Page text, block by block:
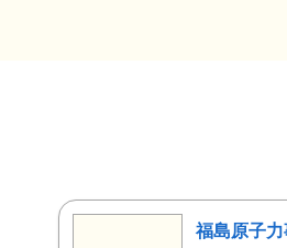
福島原子